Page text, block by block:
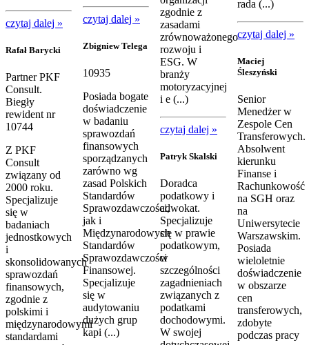
czytaj dalej »
Rafał Barycki
Partner PKF
Consult.
Biegły
rewident nr
10744
Z PKF
Consult
związany od
2000 roku.
Specjalizuje
się w
badaniach
jednostkowych
i
skonsolidowanych
sprawozdań
finansowych,
zgodnie z
polskimi i
międzynarodowymi
standardami
czytaj dalej »
Zbigniew Telega
10935
Posiada bogate
doświadczenie
w badaniu
sprawozdań
finansowych
sporządzanych
zarówno wg
zasad Polskich
Standardów
Sprawozdawczości,
jak i
Międzynarodowych
Standardów
Sprawozdawczości
Finansowej.
Specjalizuje
się w
audytowaniu
dużych grup
kapi (...)
zgodnie z
zasadami
zrównoważonego
rozwoju i
ESG. W
branży
motoryzacyjnej
i e (...)
czytaj dalej »
Patryk Skalski
Doradca
podatkowy i
adwokat.
Specjalizuje
się w prawie
podatkowym,
w
szczególności
zagadnieniach
związanych z
podatkami
dochodowymi.
W swojej
rada (...)
czytaj dalej »
Maciej
Śleszyński
Senior
Menedżer w
Zespole Cen
Transferowych.
Absolwent
kierunku
Finanse i
Rachunkowość
na SGH oraz
na
Uniwersytecie
Warszawskim.
Posiada
wieloletnie
doświadczenie
w obszarze
cen
transferowych,
zdobyte
podczas pracy